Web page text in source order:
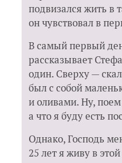
подвизался жить в
он чувствовал в
В самый первый
рассказывает
один. Сверху —
был с собой
и оливами. Ну, поем
а что я буду есть
Однако, Господь
25 лет я живу в